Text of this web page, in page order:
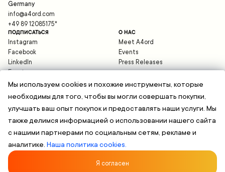
Germany
info@a4ord.com
+49 89 12085175*
ПОДПИСАТЬСЯ
Instagram
Facebook
LinkedIn
Expats
Blog
О НАС
Meet A4ord
Events
Press Releases
support@a4ord.com
©2026A4ord FT7 GmbH
Юридическая информация
Общие условия
*Применяются стандартные тарифы вашего оператора связи. Стоимость
международных звонков может отличаться.
Мы используем cookies и похожие инструменты, которые
необходимы для того, чтобы вы могли совершать покупки,
улучшать ваш опыт покупок и предоставлять наши услуги. Мы
также делимся информацией о использовании нашего сайта
с нашими партнерами по социальным сетям, рекламе и
аналитике. Наша политика cookies.
Я согласен